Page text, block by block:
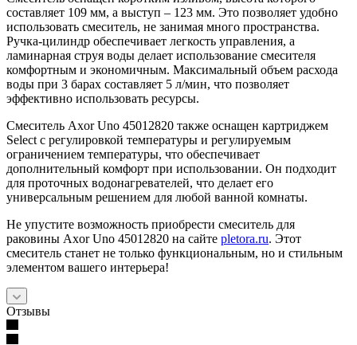
составляет 109 мм, а выступ – 123 мм. Это позволяет удобно
использовать смеситель, не занимая много пространства.
Ручка-цилиндр обеспечивает легкость управления, а
ламинарная струя воды делает использование смесителя
комфортным и экономичным. Максимальный объем расхода
воды при 3 барах составляет 5 л/мин, что позволяет
эффективно использовать ресурсы.
Смеситель Axor Uno 45012820 также оснащен картриджем
Select с регулировкой температуры и регулируемым
ограничением температуры, что обеспечивает
дополнительный комфорт при использовании. Он подходит
для проточных водонагревателей, что делает его
универсальным решением для любой ванной комнаты.
Не упустите возможность приобрести смеситель для
раковины Axor Uno 45012820 на сайте pletora.ru. Этот
смеситель станет не только функциональным, но и стильным
элементом вашего интерьера!
Отзывы